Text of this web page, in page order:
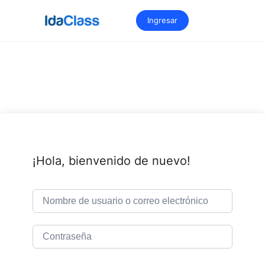
Ingresar
¡Hola, bienvenido de nuevo!